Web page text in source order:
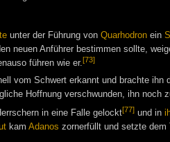
unter der Führung von Quarhodronein
neuen Anführer bestimmen sollte,
führen wie er.[73]
vom Schwert erkannt und brachte ihn
Hoffnung verschwunden, ihn noch
in eine Falle gelockt[77]und in
kam Adanos zornerfüllt und setzte dem